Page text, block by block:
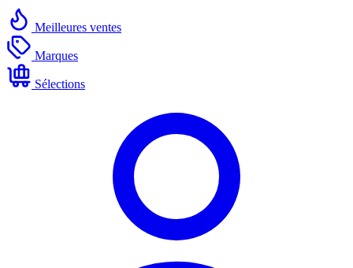
Meilleures ventes
Marques
Sélections